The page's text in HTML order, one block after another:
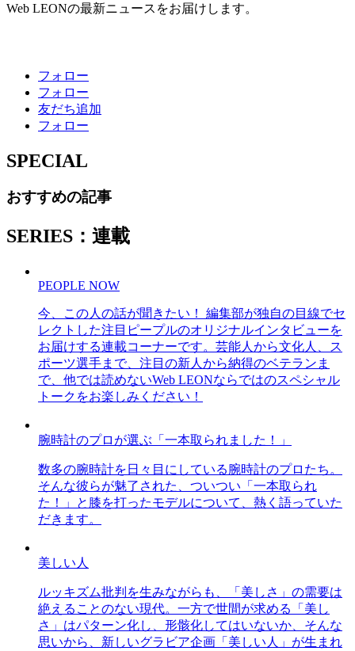
Web LEONの最新ニュースをお届けします。
フォロー
フォロー
友だち追加
フォロー
SPECIAL
おすすめの記事
SERIES：連載
PEOPLE NOW
今、この人の話が聞きたい！ 編集部が独自の目線でセ
レクトした注目ピープルのオリジナルインタビューを
お届けする連載コーナーです。芸能人から文化人、ス
ポーツ選手まで、注目の新人から納得のベテランま
で、他では読めないWeb LEONならではのスペシャル
トークをお楽しみください！
腕時計のプロが選ぶ「一本取られました！」
数多の腕時計を日々目にしている腕時計のプロたち。
そんな彼らが魅了された、ついつい「一本取られ
た！」と膝を打ったモデルについて、熱く語っていた
だきます。
美しい人
ルッキズム批判を生みながらも、「美しさ」の需要は
絶えることのない現代。一方で世間が求める「美し
さ」はパターン化し、形骸化してはいないか、そんな
思いから、新しいグラビア企画「美しい人」が生まれ